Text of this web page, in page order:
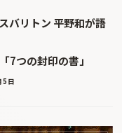
バリトン 平野和が語
7つの封印の書」
5日